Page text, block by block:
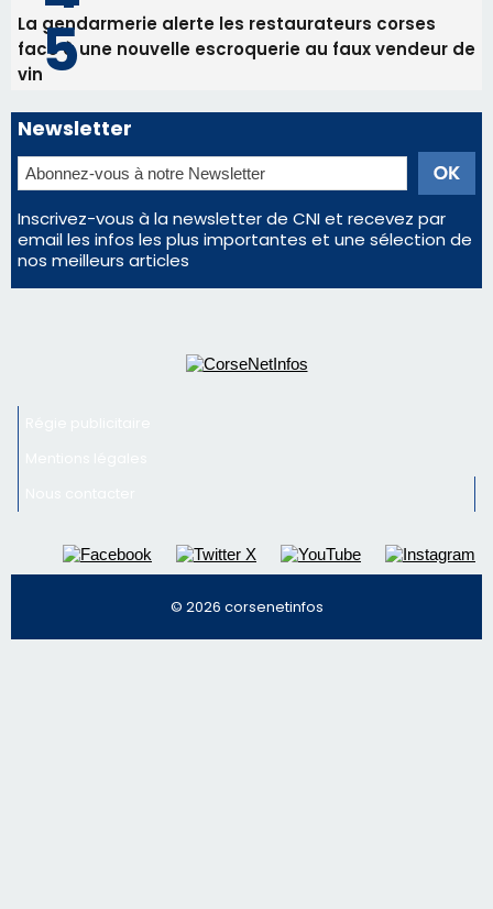
Inscrivez-vous à la newsletter de CNI et recevez par
email les infos les plus importantes et une sélection de
nos meilleurs articles
Régie publicitaire
Mentions légales
Nous contacter